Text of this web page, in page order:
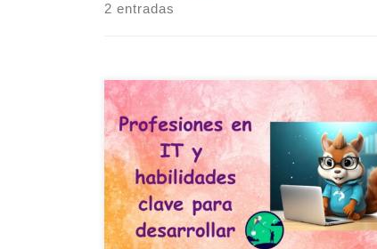
2 entradas
El aprendizaje para ser programador para
principiantes en IT es un excelente punto de
partida para quienes sueñan con trabajar en
tecnología 🤖. Pero la programación no es el
único camino en este sector. Las empresas
buscan no solo codificadores, sino también
diseñadores, analistas, testers, managers y
muchas otras […]